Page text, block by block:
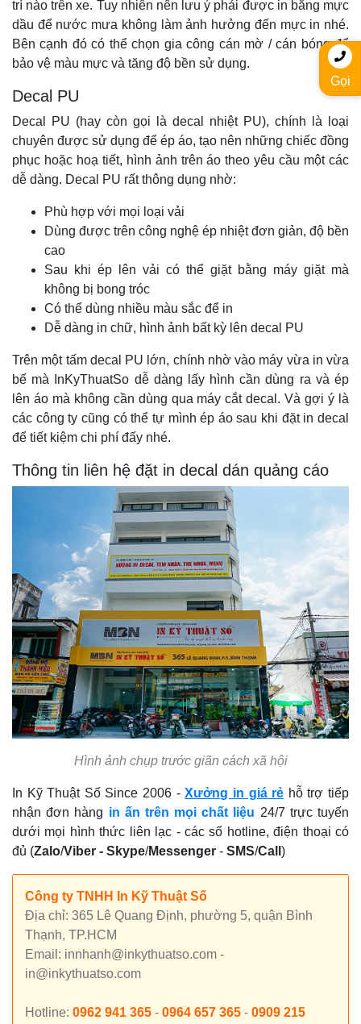
trí nào trên xe. Tuy nhiên nên lưu ý phải được in bằng mực
dầu để nước mưa không làm ảnh hưởng đến mực in nhé.
Bên cạnh đó có thể chọn gia công cán mờ / cán bóng để
bảo vệ màu mực và tăng độ bền sử dụng.
Decal PU
Decal PU (hay còn gọi là decal nhiệt PU), chính là loại
chuyên được sử dụng để ép áo, tạo nên những chiếc đồng
phục hoặc hoạ tiết, hình ảnh trên áo theo yêu cầu một các
dễ dàng. Decal PU rất thông dụng nhờ:
Phù hợp với mọi loại vải
Dùng được trên công nghệ ép nhiệt đơn giản, độ bền
cao
Sau khi ép lên vải có thể giặt bằng máy giặt mà
không bị bong tróc
Có thể dùng nhiều màu sắc để in
Dễ dàng in chữ, hình ảnh bất kỳ lên decal PU
Trên một tấm decal PU lớn, chính nhờ vào máy vừa in vừa
bế mà InKyThuatSo dễ dàng lấy hình cần dùng ra và ép
lên áo mà không cần dùng qua máy cắt decal. Và gợi ý là
các công ty cũng có thể tự mình ép áo sau khi đặt in decal
để tiết kiệm chi phí đấy nhé.
Thông tin liên hệ đặt in decal dán quảng cáo
Hình ảnh chụp trước giãn cách xã hội
In Kỹ Thuật Số Since 2006 -Xưởng in giá rẻ hỗ trợ tiếp
nhận đơn hàng in ấn trên mọi chất liệu 24/7 trực tuyến
dưới mọi hình thức liên lạc - các số hotline, điện thoại có
đủ (Zalo/Viber - Skype/Messenger - SMS/Call )
Công ty TNHH In Kỹ Thuật Số
Địa chỉ: 365 Lê Quang Định, phường 5, quận Bình
Thạnh, TP.HCM
Email: innhanh@inkythuatso.com -
in@inkythuatso.com
Hotline: 0962 941 365 - 0964 657 365 - 0909 215
Gọi